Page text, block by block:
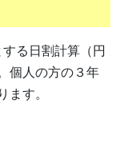
る日割計算（円
個人の方の３年
す。